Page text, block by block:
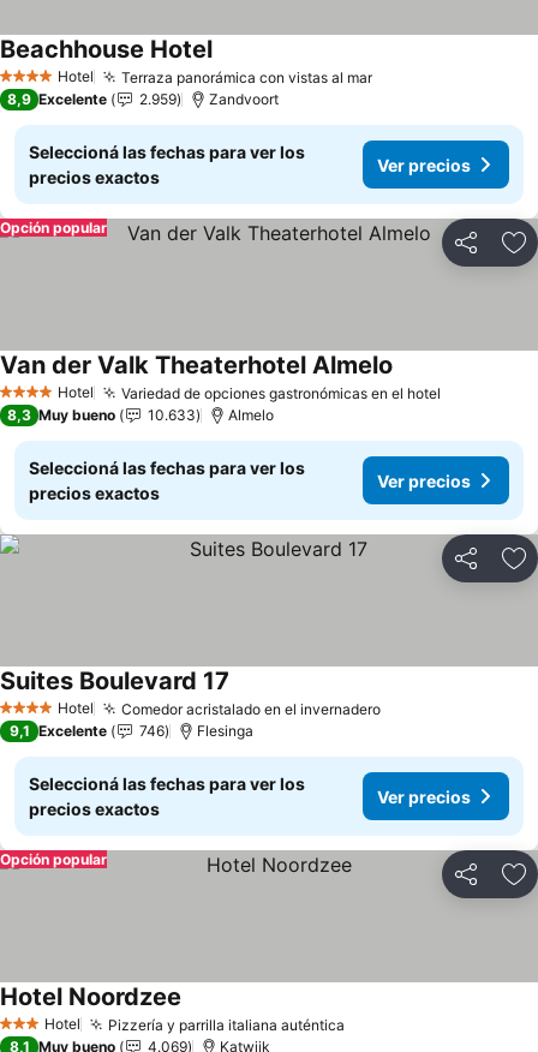
4 EstrellasHotel Terraza panorámica con vistas al mar
Beachhouse Hotel
8,9 Excelente 2.959 Zandvoort
Seleccioná las fechas para ver los
precios exactos
Ver precios
Compartir
Opción popular
4 EstrellasHotel Variedad de opciones gastronómicas en el hotel
Van der Valk Theaterhotel Almelo
8,3 Muy bueno 10.633 Almelo
Seleccioná las fechas para ver los
precios exactos
Ver precios
Compartir
4 EstrellasHotel Comedor acristalado en el invernadero
Suites Boulevard 17
9,1 Excelente 746 Flesinga
Seleccioná las fechas para ver los
precios exactos
Ver precios
Compartir
Opción popular
3 Estrellas
Hotel Pizzería y parrilla italiana auténtica
Hotel Noordzee
8,1 Muy bueno 4.069 Katwijk